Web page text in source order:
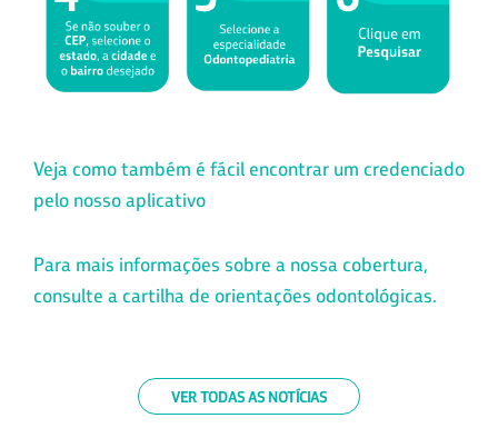
Veja como também é fácil encontrar um credenciado
pelo nosso aplicativo
Para mais informações sobre a nossa cobertura,
consulte a cartilha de orientações odontológicas.
VER TODAS AS NOTÍCIAS